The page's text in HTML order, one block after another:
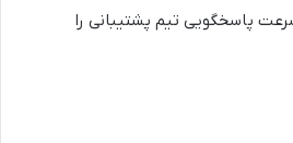
پاسخگویی تیم پشتیبانی را